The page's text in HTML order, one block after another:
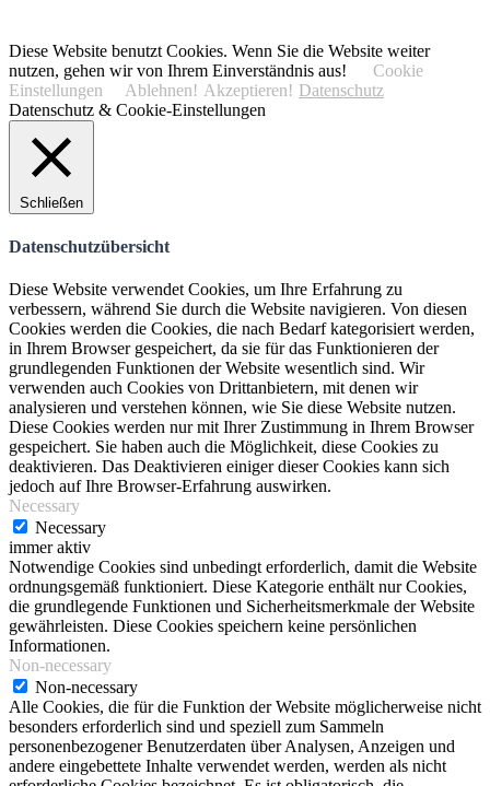
Diese Website benutzt Cookies. Wenn Sie die Website weiter
nutzen, gehen wir von Ihrem Einverständnis aus!
Cookie
Einstellungen
Ablehnen! Akzeptieren! Datenschutz
Datenschutz & Cookie-Einstellungen
Schließen
Datenschutzübersicht
Diese Website verwendet Cookies, um Ihre Erfahrung zu
verbessern, während Sie durch die Website navigieren. Von diesen
Cookies werden die Cookies, die nach Bedarf kategorisiert werden,
in Ihrem Browser gespeichert, da sie für das Funktionieren der
grundlegenden Funktionen der Website wesentlich sind. Wir
verwenden auch Cookies von Drittanbietern, mit denen wir
analysieren und verstehen können, wie Sie diese Website nutzen.
Diese Cookies werden nur mit Ihrer Zustimmung in Ihrem Browser
gespeichert. Sie haben auch die Möglichkeit, diese Cookies zu
deaktivieren. Das Deaktivieren einiger dieser Cookies kann sich
jedoch auf Ihre Browser-Erfahrung auswirken.
Necessary
Necessary
immer aktiv
Notwendige Cookies sind unbedingt erforderlich, damit die Website
ordnungsgemäß funktioniert. Diese Kategorie enthält nur Cookies,
die grundlegende Funktionen und Sicherheitsmerkmale der Website
gewährleisten. Diese Cookies speichern keine persönlichen
Informationen.
Non-necessary
Non-necessary
Alle Cookies, die für die Funktion der Website möglicherweise nicht
besonders erforderlich sind und speziell zum Sammeln
personenbezogener Benutzerdaten über Analysen, Anzeigen und
andere eingebettete Inhalte verwendet werden, werden als nicht